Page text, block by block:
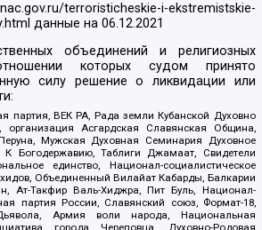
terroristicheskie-i-ekstremistskie-
данные на06.12.2021
объединений и религиозных
которых судом принято
силу решение о ликвидации или
партия, ВЕК РА, Рада земли Кубанской Духовно
Асгардская Славянская Община,
Мужская Духовная Семинария Духовное
К Богодержавию, Таблиги Джамаат, Свидетели
единство, Национал-социалистическое
Объединенный Вилайат Кабарды, Балкарии
Ат-Такфир Валь-Хиджра, Пит Буль, Национал-
партия России, Славянский союз, Формат-18,
Армия воли народа, Национальная